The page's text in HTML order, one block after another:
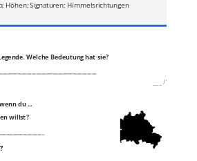
Höhen; Signaturen; Himmelsrichtungen
Welche Bedeutung hat sie?
/1P
du ...
willst?